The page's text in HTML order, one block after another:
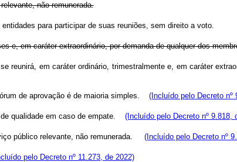
não remunerada.
e entidades para participar de suas reuniões, sem direito
e, em caráter extraordinário, por demanda de qualquer dos
reunirá, em caráter ordinário, trimestralmente e, em caráter
de aprovação é de maioria simples. (Incluído pelo Decreto nº
qualidade em caso de empate. (Incluído pelo Decreto nº 9.818,
público relevante, não remunerada. (Incluído pelo Decreto nº
pelo Decreto nº 11.273, de 2022)